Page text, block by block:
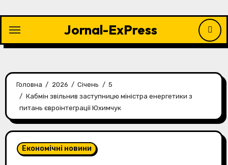
контенту
Jornal-ExPress
Головна 2026 Січень
5
Кабмін звільнив заступницю міністра енергетики з
питань євроінтеграції Юхимчук
Економічні новини